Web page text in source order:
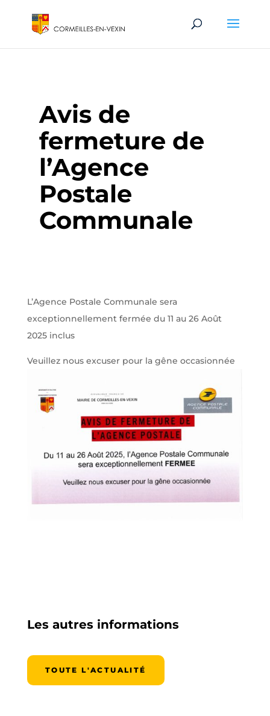
Avis de
fermeture de
l’Agence
Postale
Communale
L’Agence Postale Communale sera
exceptionnellement fermée du 11 au 26 Août
2025 inclus
Veuillez nous excuser pour la gêne occasionnée
Les autres informations
TOUTE L'ACTUALITÉ